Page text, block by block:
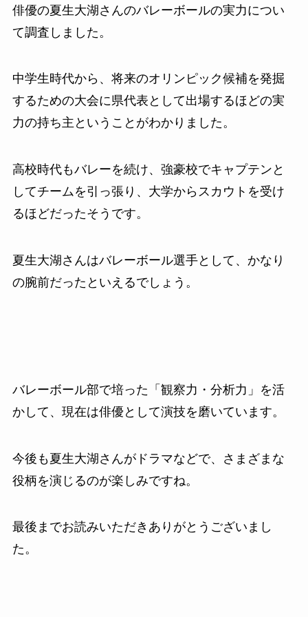
俳優の夏生大湖さんのバレーボールの実力につい
て調査しました。
中学生時代から、将来のオリンピック候補を発掘
するための大会に県代表として出場するほどの実
力の持ち主ということがわかりました。
高校時代もバレーを続け、強豪校でキャプテンと
してチームを引っ張り、大学からスカウトを受け
るほどだったそうです。
夏生大湖さんはバレーボール選手として、かなり
の腕前だったといえるでしょう。
バレーボール部で培った「観察力・分析力」を活
かして、現在は俳優として演技を磨いています。
今後も夏生大湖さんがドラマなどで、さまざまな
役柄を演じるのが楽しみですね。
最後までお読みいただきありがとうございまし
た。